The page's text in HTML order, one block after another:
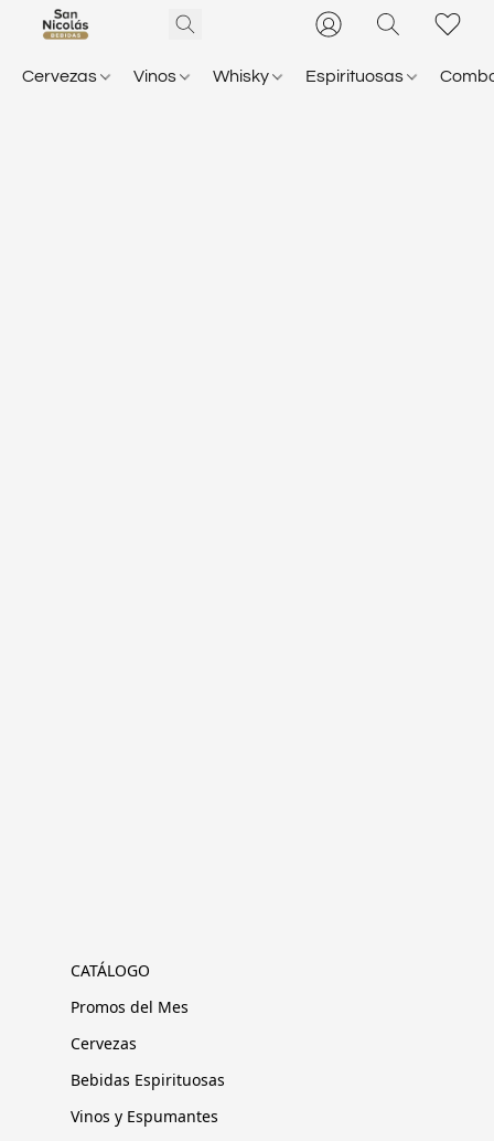
Cervezas Vinos Whisky Espirituosas
CATÁLOGO
Promos del Mes
Cervezas
Bebidas Espirituosas
Vinos y Espumantes